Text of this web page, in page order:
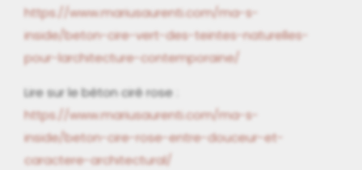
https://www.mariusaurenti.com/ma-s-
inside/beton-cire-vert-des-teintes-naturelles-
pour-larchitecture-contemporaine/
Lire sur le béton ciré rose :
https://www.mariusaurenti.com/ma-s-
inside/beton-cire-rose-entre-douceur-et-
caractere-architectural/